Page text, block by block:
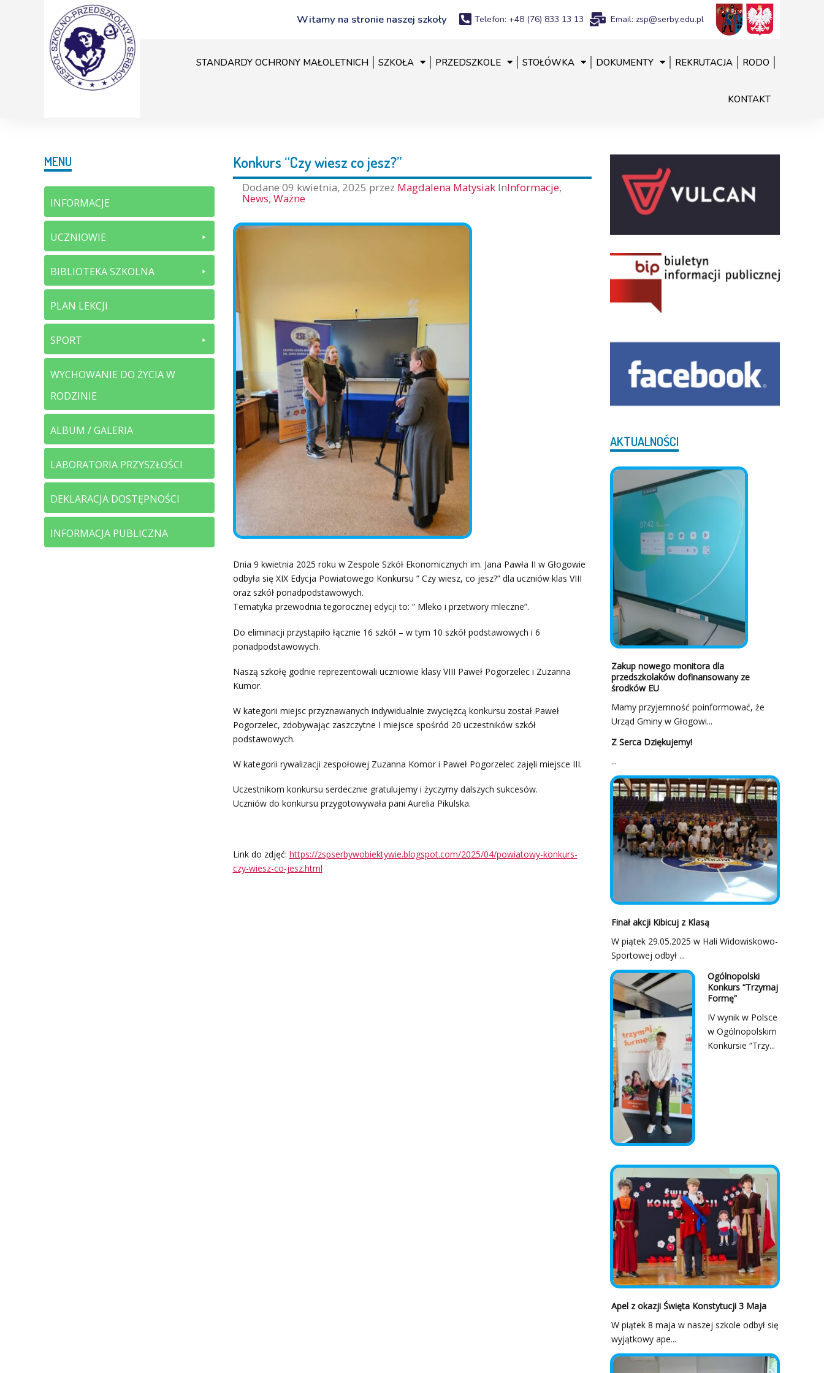
Witamy na stronie naszej szkoły Telefon: +48 (76) 833 13 13 Email: zsp@serby.edu.pl
STANDARDY OCHRONY MAŁOLETNICH SZKOŁA PRZEDSZKOLE STOŁÓWKA DOKUMENTY REKRUTACJA RODO
KONTAKT
Konkurs “Czy wiesz co jesz?”
Dodane 09 kwietnia, 2025 przez Magdalena Matysiak InInformacje,
News, Ważne
Dnia 9 kwietnia 2025 roku w Zespole Szkół Ekonomicznych im. Jana Pawła II w Głogowie
odbyła się XIX Edycja Powiatowego Konkursu ” Czy wiesz, co jesz?” dla uczniów klas VIII
oraz szkół ponadpodstawowych.
Tematyka przewodnia tegorocznej edycji to: ” Mleko i przetwory mleczne”.
Do eliminacji przystąpiło łącznie 16 szkół – w tym 10 szkół podstawowych i 6
ponadpodstawowych.
Naszą szkołę godnie reprezentowali uczniowie klasy VIII Paweł Pogorzelec i Zuzanna
Kumor.
W kategorii miejsc przyznawanych indywidualnie zwycięzcą konkursu został Paweł
Pogorzelec, zdobywając zaszczytne I miejsce spośród 20 uczestników szkół
podstawowych.
W kategorii rywalizacji zespołowej Zuzanna Komor i Paweł Pogorzelec zajęli miejsce III.
Uczestnikom konkursu serdecznie gratulujemy i życzymy dalszych sukcesów.
Uczniów do konkursu przygotowywała pani Aurelia Pikulska.
Link do zdjęć: https://zspserbywobiektywie.blogspot.com/2025/04/powiatowy-konkurs-
czy-wiesz-co-jesz.html
MENU
INFORMACJE
UCZNIOWIE
BIBLIOTEKA SZKOLNA
PLAN LEKCJI
SPORT
WYCHOWANIE DO ŻYCIA W
RODZINIE
ALBUM / GALERIA
LABORATORIA PRZYSZŁOŚCI
DEKLARACJA DOSTĘPNOŚCI
INFORMACJA PUBLICZNA
AKTUALNOŚCI
Zakup nowego monitora dla
przedszkolaków dofinansowany ze
środków EU
Mamy przyjemność poinformować, że
Urząd Gminy w Głogowi...
Z Serca Dziękujemy!
...
Finał akcji Kibicuj z Klasą
W piątek 29.05.2025 w Hali Widowiskowo-
Sportowej odbył ...
Ogólnopolski
Konkurs “Trzymaj
Formę”
IV wynik w Polsce
w Ogólnopolskim
Konkursie “Trzy...
Apel z okazji Święta Konstytucji 3 Maja
W piątek 8 maja w naszej szkole odbył się
wyjątkowy ape...